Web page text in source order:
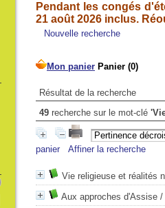
Pendant les congés
21 août 2026 inclus.
Nouvelle recherche
Résultat de la recherche
49 recherche sur le mot-clé
panier Affiner la recherche
Vie religieuse et réalités
Aux approches d'Assise /